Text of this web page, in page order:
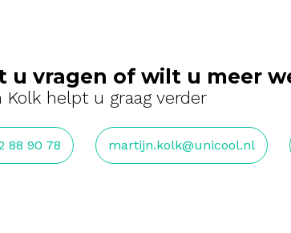
u vragen of wilt u meer
Kolk helpt u graag verder
88 90 78 martijn.kolk@unicool.nl